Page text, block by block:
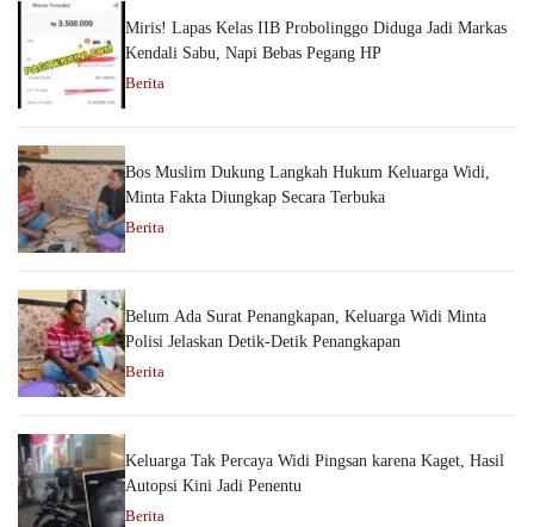
Miris! Lapas Kelas IIB Probolinggo Diduga Jadi Markas
Kendali Sabu, Napi Bebas Pegang HP
Berita
Bos Muslim Dukung Langkah Hukum Keluarga Widi,
Minta Fakta Diungkap Secara Terbuka
Berita
Belum Ada Surat Penangkapan, Keluarga Widi Minta
Polisi Jelaskan Detik-Detik Penangkapan
Berita
Keluarga Tak Percaya Widi Pingsan karena Kaget, Hasil
Autopsi Kini Jadi Penentu
Berita